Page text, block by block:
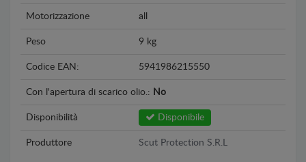
Motorizzazione all
Peso 9 kg
Codice EAN: 5941986215550
Con l'apertura di scarico olio.: No
Disponibilità Disponibile
Produttore Scut Protection S.R.L